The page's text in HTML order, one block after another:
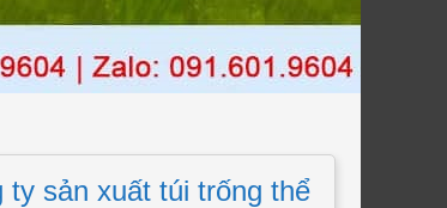
ty sản xuất túi trống thể